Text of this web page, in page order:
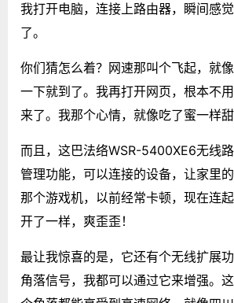
我打开电脑，连接上路由器，瞬间感
了。
你们猜怎么着？网速那叫个飞起，就
一下就到了。我再打开网页，根本不
来了。我那个心情，就像吃了蜜一样甜
而且，这巴法络WSR-5400XE6无线
管理功能，可以连接的设备，让家里
那个游戏机，以前经常卡顿，现在连
开了一样，爽歪歪！
最让我惊喜的是，它还有个无线扩展
角落信号，我都可以通过它来增强。